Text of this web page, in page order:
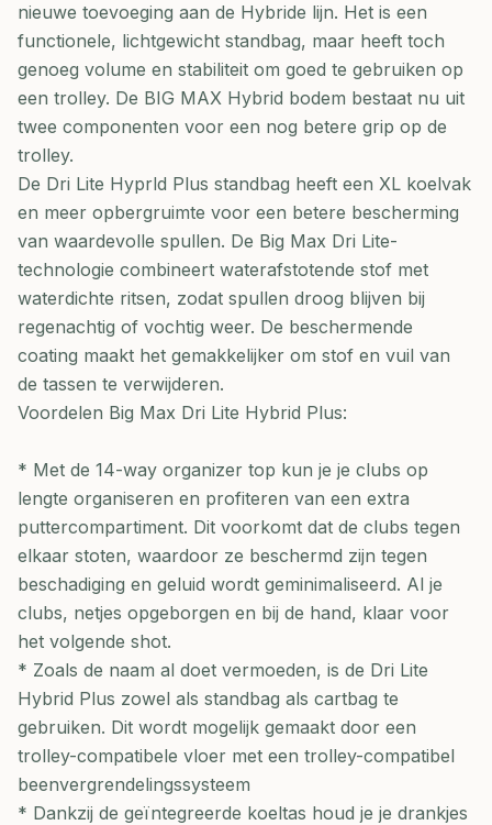
nieuwe toevoeging aan de Hybride lijn. Het is een
functionele, lichtgewicht standbag, maar heeft toch
genoeg volume en stabiliteit om goed te gebruiken op
een trolley. De BIG MAX Hybrid bodem bestaat nu uit
twee componenten voor een nog betere grip op de
trolley.
De Dri Lite Hyprld Plus standbag heeft een XL koelvak
en meer opbergruimte voor een betere bescherming
van waardevolle spullen. De Big Max Dri Lite-
technologie combineert waterafstotende stof met
waterdichte ritsen, zodat spullen droog blijven bij
regenachtig of vochtig weer. De beschermende
coating maakt het gemakkelijker om stof en vuil van
de tassen te verwijderen.
Voordelen Big Max Dri Lite Hybrid Plus:
* Met de 14-way organizer top kun je je clubs op
lengte organiseren en profiteren van een extra
puttercompartiment. Dit voorkomt dat de clubs tegen
elkaar stoten, waardoor ze beschermd zijn tegen
beschadiging en geluid wordt geminimaliseerd. Al je
clubs, netjes opgeborgen en bij de hand, klaar voor
het volgende shot.
* Zoals de naam al doet vermoeden, is de Dri Lite
Hybrid Plus zowel als standbag als cartbag te
gebruiken. Dit wordt mogelijk gemaakt door een
trolley-compatibele vloer met een trolley-compatibel
beenvergrendelingssysteem
* Dankzij de geïntegreerde koeltas houd je je drankjes